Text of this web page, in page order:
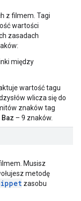
,
,
,
z filmem. Tagi
wartości
zasadach
między
wartość tagu
wlicza się do
znaków tag
Baz – 9 znaków.
Musisz
metodę
zasobu